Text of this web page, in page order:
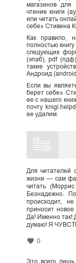
магазинов для
чтение книги
или читать
себе» Стивена
Как правило,
полностью
следующих
(эпаб), pdf
такие
Андроид
Если вы
берет себе»
ее с нашего
почту
ее удалим.
Для читателей
жизни — сам
читать
Безнадежно.
происходит,
приносит новое
Да! Именно так!
думаю! Я
0